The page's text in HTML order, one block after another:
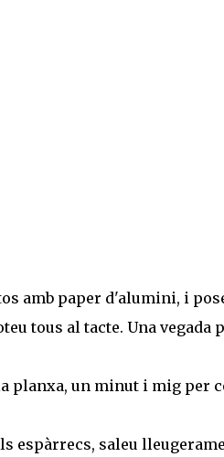
amb paper d'alumini, i
tous al tacte. Una vegada
planxa, un minut i mig per
espàrrecs, saleu